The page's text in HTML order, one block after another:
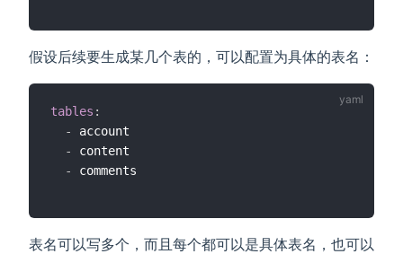
假设后续要生成某几个表的，可以配置为具体的表名：
tables :
-
account
-
content
-
表名可以写多个，而且每个都可以是具体表名，也可以